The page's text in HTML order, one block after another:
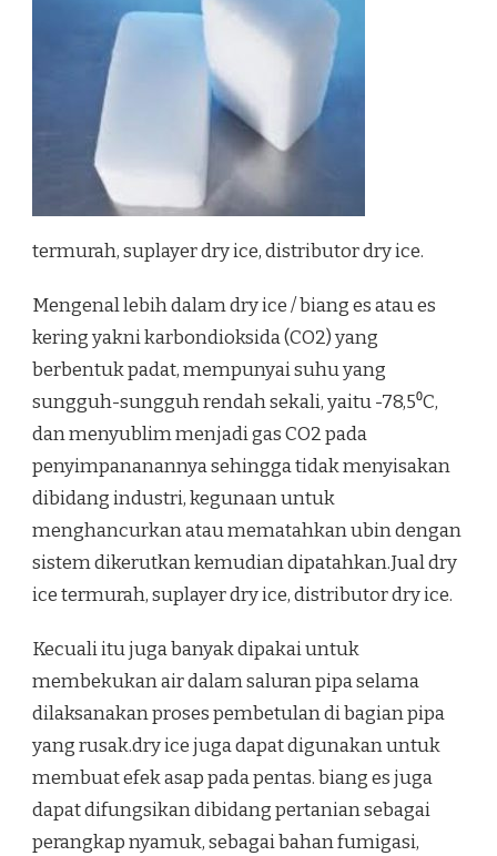
termurah, suplayer dry ice, distributor dry ice.
Mengenal lebih dalam dry ice / biang es atau es
kering yakni karbondioksida (CO2) yang
berbentuk padat, mempunyai suhu yang
sungguh-sungguh rendah sekali, yaitu -78,5⁰C,
dan menyublim menjadi gas CO2 pada
penyimpananannya sehingga tidak menyisakan
dibidang industri, kegunaan untuk
menghancurkan atau mematahkan ubin dengan
sistem dikerutkan kemudian dipatahkan.Jual dry
ice termurah, suplayer dry ice, distributor dry ice.
Kecuali itu juga banyak dipakai untuk
membekukan air dalam saluran pipa selama
dilaksanakan proses pembetulan di bagian pipa
yang rusak.dry ice juga dapat digunakan untuk
membuat efek asap pada pentas. biang es juga
dapat difungsikan dibidang pertanian sebagai
perangkap nyamuk, sebagai bahan fumigasi,